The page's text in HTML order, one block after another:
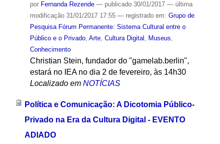
por Fernanda Rezende — publicado30/01/2017 — última
modificação31/01/2017 17:55 — registrado em: Grupo de
Pesquisa Fórum Permanente: Sistema Cultural entre o
Público e o Privado, Arte, Cultura Digital , Museus,
Conhecimento
Christian Stein, fundador do "gamelab.berlin",
estará no IEA no dia 2 de fevereiro, às 14h30
Localizado em NOTÍCIAS
Política e Comunicação: A Dicotomia Público-
Privado na Era da Cultura Digital - EVENTO
ADIADO